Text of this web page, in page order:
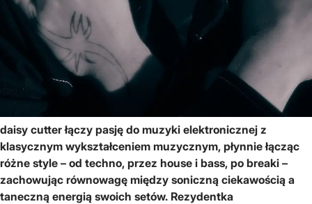
daisy cutter łączy pasję do muzyki elektronicznej z
klasycznym wykształceniem muzycznym, płynnie łącząc
różne style – od techno, przez house i bass, po breaki –
zachowując równowagę między soniczną ciekawością a
taneczną energią swoich setów. Rezydentka